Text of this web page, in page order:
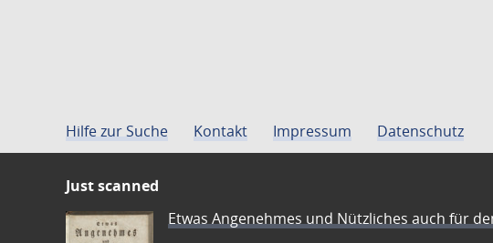
Hilfe zur Suche Kontakt Impressum Datenschutz
Just scanned
Etwas Angenehmes und Nützliches auch für